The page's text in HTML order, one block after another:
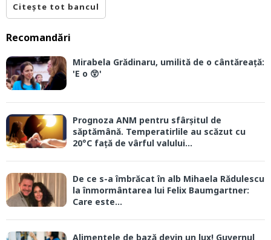
Citește tot bancul
Recomandări
Mirabela Grădinaru, umilită de o cântăreață:
'E o 😲'
Prognoza ANM pentru sfârșitul de
săptămână. Temperatirlile au scăzut cu
20°C față de vârful valului...
De ce s-a îmbrăcat în alb Mihaela Rădulescu
la înmormântarea lui Felix Baumgartner:
Care este...
Alimentele de bază devin un lux! Guvernul